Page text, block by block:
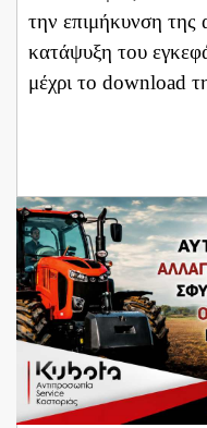
την επιμήκυνση
κατάψυξη του
μέχρι το download